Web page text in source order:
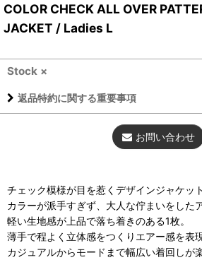
COLOR CHECK ALL OVER
JACKET / Ladies L
Stock ×
返品特約に関する重要事項
お問い合わせ
チェック模様が目を惹くデザインジャケット
カラーが派手すぎず、大人な佇まいをした
軽い生地感が上品で落ち着きのある1枚。
薄手で程よく立体感をつくりエアー感を表
カジュアルからモードまで幅広い着回しが